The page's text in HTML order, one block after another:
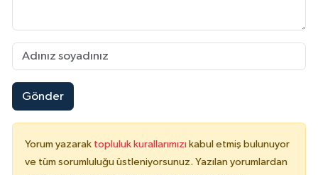
Gönder
Yorum yazarak topluluk kurallarımızı kabul etmiş bulunuyor
ve tüm sorumluluğu üstleniyorsunuz. Yazılan yorumlardan